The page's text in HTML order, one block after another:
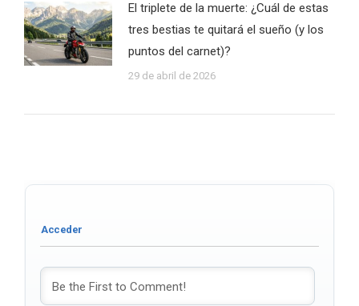
El triplete de la muerte: ¿Cuál de estas
tres bestias te quitará el sueño (y los
puntos del carnet)?
29 de abril de 2026